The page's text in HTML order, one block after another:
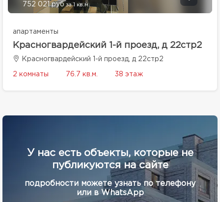
752 021 руб за 1 кв.м.
апартаменты
Красногвардейский 1-й проезд, д 22стр2
Красногвардейский 1-й проезд, д 22стр2
2 комнаты 76.7 кв.м. 38 этаж
У нас есть объекты, которые не
публикуются на сайте
подробности можете узнать по телефону
или в WhatsApp